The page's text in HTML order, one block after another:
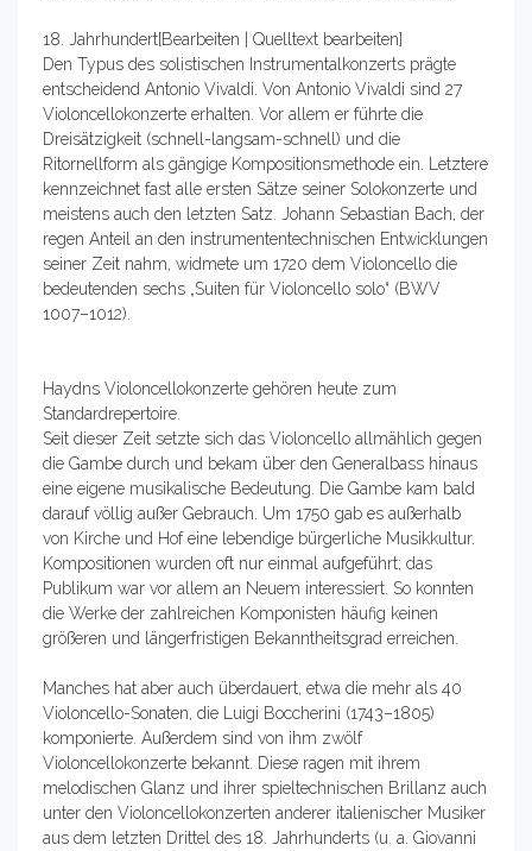
18. Jahrhundert[Bearbeiten | Quelltext bearbeiten]
Den Typus des solistischen Instrumentalkonzerts prägte
entscheidend Antonio Vivaldi. Von Antonio Vivaldi sind 27
Violoncellokonzerte erhalten. Vor allem er führte die
Dreisätzigkeit (schnell-langsam-schnell) und die
Ritornellform als gängige Kompositionsmethode ein. Letztere
kennzeichnet fast alle ersten Sätze seiner Solokonzerte und
meistens auch den letzten Satz. Johann Sebastian Bach, der
regen Anteil an den instrumententechnischen Entwicklungen
seiner Zeit nahm, widmete um 1720 dem Violoncello die
bedeutenden sechs „Suiten für Violoncello solo“ (BWV
1007–1012).
Haydns Violoncellokonzerte gehören heute zum
Standardrepertoire.
Seit dieser Zeit setzte sich das Violoncello allmählich gegen
die Gambe durch und bekam über den Generalbass hinaus
eine eigene musikalische Bedeutung. Die Gambe kam bald
darauf völlig außer Gebrauch. Um 1750 gab es außerhalb
von Kirche und Hof eine lebendige bürgerliche Musikkultur.
Kompositionen wurden oft nur einmal aufgeführt; das
Publikum war vor allem an Neuem interessiert. So konnten
die Werke der zahlreichen Komponisten häufig keinen
größeren und längerfristigen Bekanntheitsgrad erreichen.
Manches hat aber auch überdauert, etwa die mehr als 40
Violoncello-Sonaten, die Luigi Boccherini (1743–1805)
komponierte. Außerdem sind von ihm zwölf
Violoncellokonzerte bekannt. Diese ragen mit ihrem
melodischen Glanz und ihrer spieltechnischen Brillanz auch
unter den Violoncellokonzerten anderer italienischer Musiker
aus dem letzten Drittel des 18. Jahrhunderts (u. a. Giovanni